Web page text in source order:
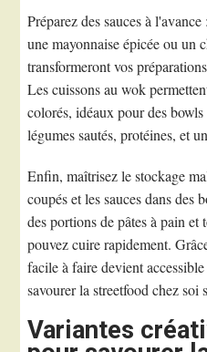
Préparez des sauces à
une mayonnaise épicée ou un
transformeront vos
Les cuissons au wok
colorés, idéaux pour des
légumes sautés, protéines, et
Enfin, maîtrisez le stockage
coupés et les sauces dans des
des portions de pâtes à pain
pouvez cuire rapidement.
facile à faire devient
savourer la streetfood chez soi
Variantes